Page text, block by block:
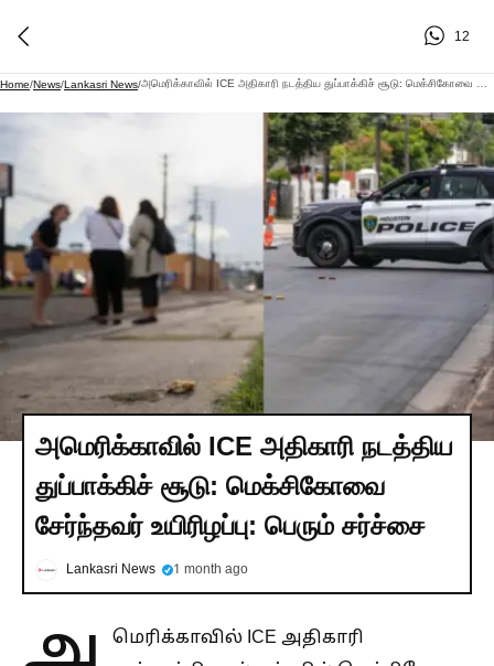
12
Home/News/Lankasri News/
அமெரிக்காவில் ICE அதிகாரி நடத்திய
துப்பாக்கிச் சூடு: மெக்சிகோவை
சேர்ந்தவர் உயிரிழப்பு: பெரும் சர்ச்சை
Lankasri News 1 month ago
மெரிக்காவில் ICE அதிகாரி